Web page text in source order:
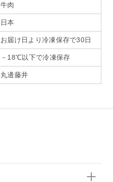
牛肉
日本
お届け日より冷凍保存で30日
－18℃以下で冷凍保存
丸邊藤井